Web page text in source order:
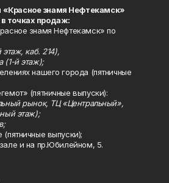
знамя Нефтекамск»
точках продаж:
знамя Нефтекамск» по
каб. 214),
(1-й этаж);
нашего города (пятничные
(пятничные выпуски):
рынок, ТЦ «Центральный»,
этаж);
выпуски);
и на пр.Юбилейном, 5.